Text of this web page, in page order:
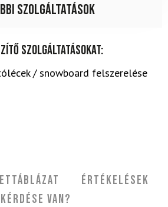
szolgáltatások
szolgáltatásokat:
/ snowboard felszerelése
Értékelések
Kérdése van?